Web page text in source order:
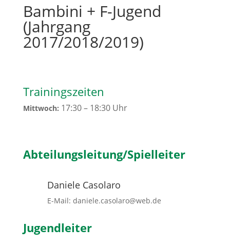
Bambini + F-Jugend
(Jahrgang
2017/2018/2019)
Trainingszeiten
Mittwoch: 17:30 – 18:30 Uhr
Abteilungsleitung/Spielleiter
Daniele Casolaro
E-Mail: daniele.casolaro@web.de
Jugendleiter